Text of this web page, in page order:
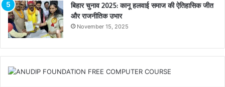
बिहार चुनाव 2025: कानू हलवाई समाज की ऐतिहासिक जीत
और राजनीतिक उभार
November 15, 2025